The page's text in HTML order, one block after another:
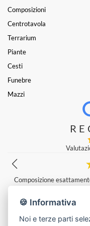
Composizioni
Centrotavola
Terrarium
Piante
Cesti
Funebre
Mazzi
Servizio di consegna a
Alberto
🍪 Informativa
Noi e terze parti